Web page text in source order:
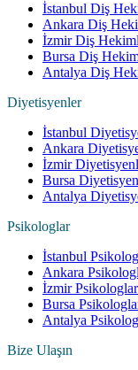
İstanbul Diş
Ankara Diş
İzmir Diş
Bursa Diş
Antalya Diş
Diyetisyenler
İstanbul
Ankara
İzmir
Bursa
Antalya
Psikologlar
İstanbul
Ankara
İzmir Psikologlar
Bursa
Antalya
Bize Ulaşın